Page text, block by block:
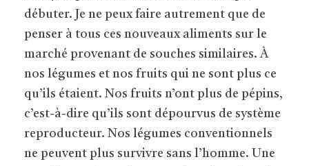
débuter. Je ne peux faire autrement que de
penser à tous ces nouveaux aliments sur le
marché provenant de souches similaires. À
nos légumes et nos fruits qui ne sont plus ce
qu’ils étaient. Nos fruits n’ont plus de pépins,
c’est-à-dire qu’ils sont dépourvus de système
reproducteur. Nos légumes conventionnels
ne peuvent plus survivre sans l’homme. Une